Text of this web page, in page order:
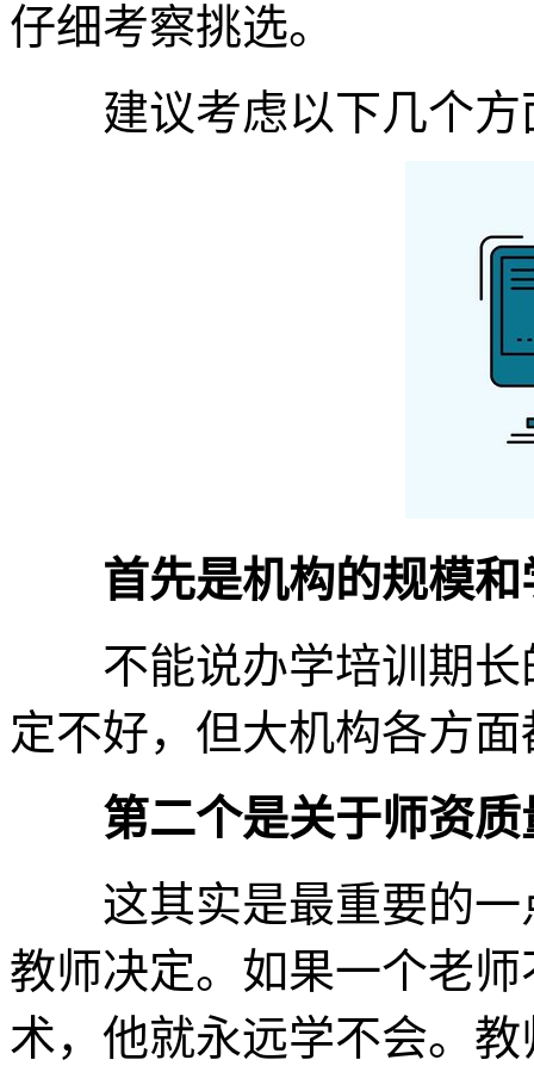
仔细考察挑选。
建议考虑以下几个方
首先是机构的规模和
不能说办学培训期长
定不好，但大机构各方
第二个是关于师资质
这其实是最重要的一
教师决定。如果一个老
术，他就永远学不会。